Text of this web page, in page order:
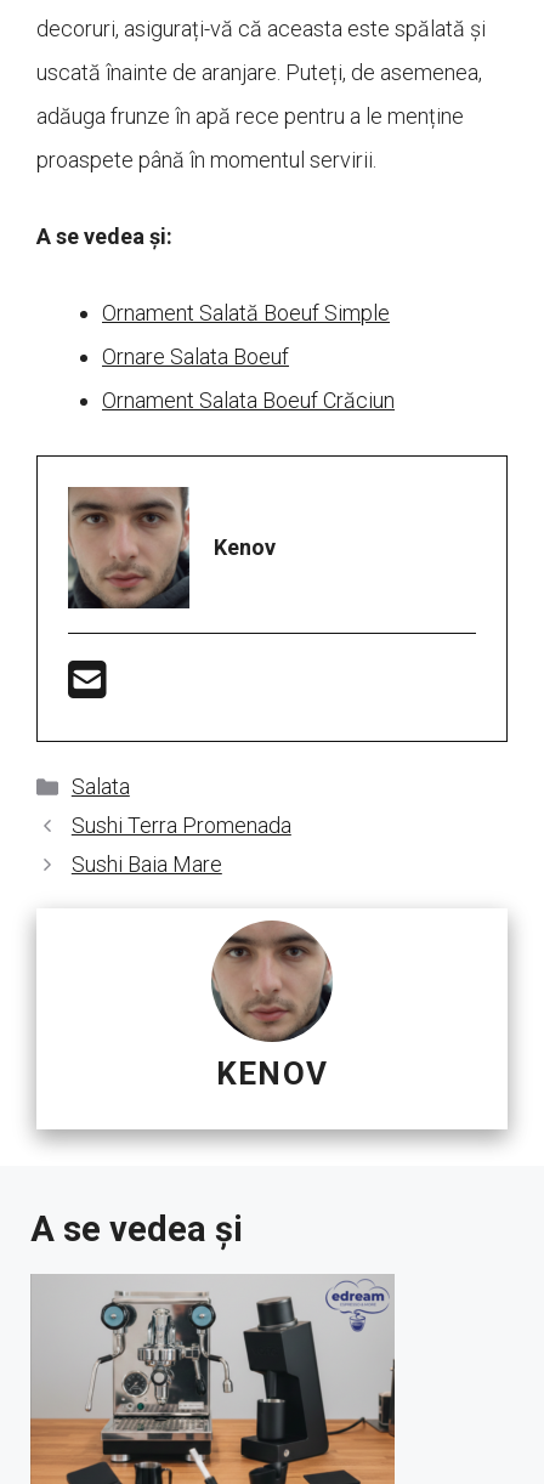
decoruri, asigurați-vă că aceasta este spălată și
uscată înainte de aranjare. Puteți, de asemenea,
adăuga frunze în apă rece pentru a le menține
proaspete până în momentul servirii.
A se vedea și:
Ornament Salată Boeuf Simple
Ornare Salata Boeuf
Ornament Salata Boeuf Crăciun
Kenov
Categorii
Salata
Sushi Terra Promenada
Sushi Baia Mare
KENOV
A se vedea și